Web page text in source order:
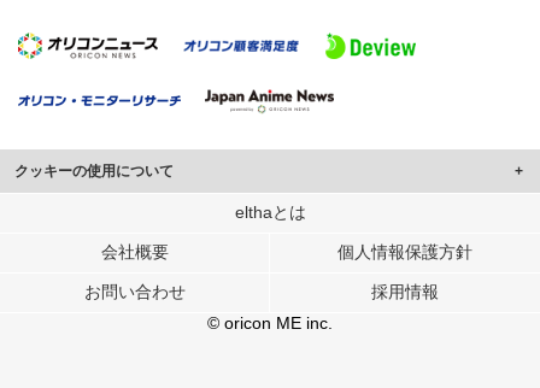
クッキーの使用について
このサイトでは Cookie を使用して、ユーザーに合わせたコンテンツや広告の
行っています。
メディアや広告配信、データ解析の各パートナーに提供しています。
各パートナーは、この情報とユーザーが各パートナーに提供した他の情報や、
ユーザーが各パートナーのサービスを使用したときに収集した他の情報を組み
elthaとは
会社概要 個人情報保護方針
お問い合わせ
採用情報
© oricon ME inc.